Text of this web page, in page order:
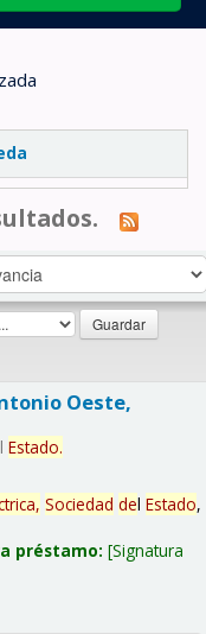
Oeste,
l Estado.
Sociedad del Estado,
préstamo: Signatura